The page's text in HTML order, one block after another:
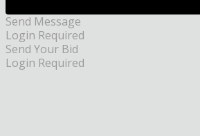
Send Message
Login Required
Send Your Bid
Login Required